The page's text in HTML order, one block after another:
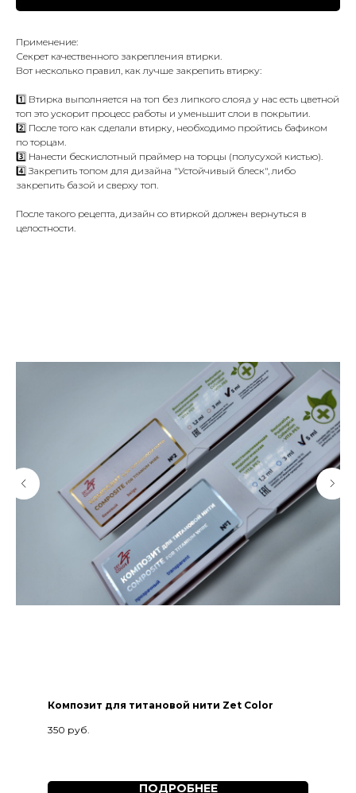
Применение:
Секрет качественного закрепления втирки.
Вот несколько правил, как лучше закрепить втирку:
1️⃣ Втирка выполняется на топ без липкого слоя,а у нас есть цветной
топ это ускорит процесс работы и уменьшит слои в покрытии.
2️⃣ После того как сделали втирку, необходимо пройтись бафиком
по торцам.
3️⃣ Нанести бескислотный праймер на торцы (полусухой кистью).
4️⃣ Закрепить топом для дизайна "Устойчивый блеск", либо
закрепить базой и сверху топ.
После такого рецепта, дизайн со втиркой должен вернуться в
целостности.
Композит для титановой нити Zet Color
350 руб.
ПОДРОБНЕЕ